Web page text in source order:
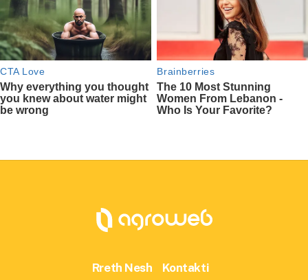
Rreth Nesh Kontakti